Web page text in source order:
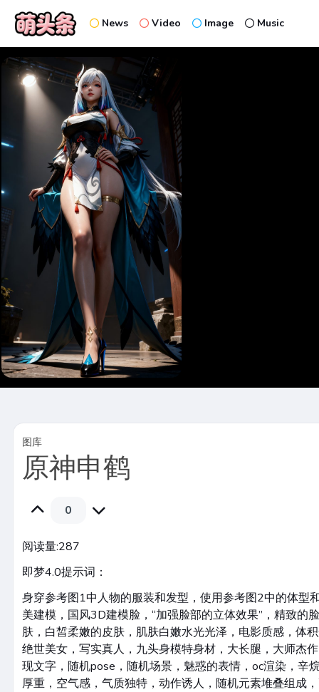
News Video Image Music
图库
原神申鹤
0
阅读量:287
即梦4.0提示词：
身穿参考图1中人物的服装和发型，使用参考图2中的体型
美建模，国风3D建模脸，“加强脸部的立体效果”，精致的
肤，白皙柔嫩的皮肤，肌肤白嫩水光光泽，电影质感，体
绝世美女，写实真人，九头身模特身材，大长腿，大师杰
现文字，随机pose，随机场景，魅惑的表情，oc渲染，辛
厚重，空气感，气质独特，动作诱人，随机元素堆叠组成